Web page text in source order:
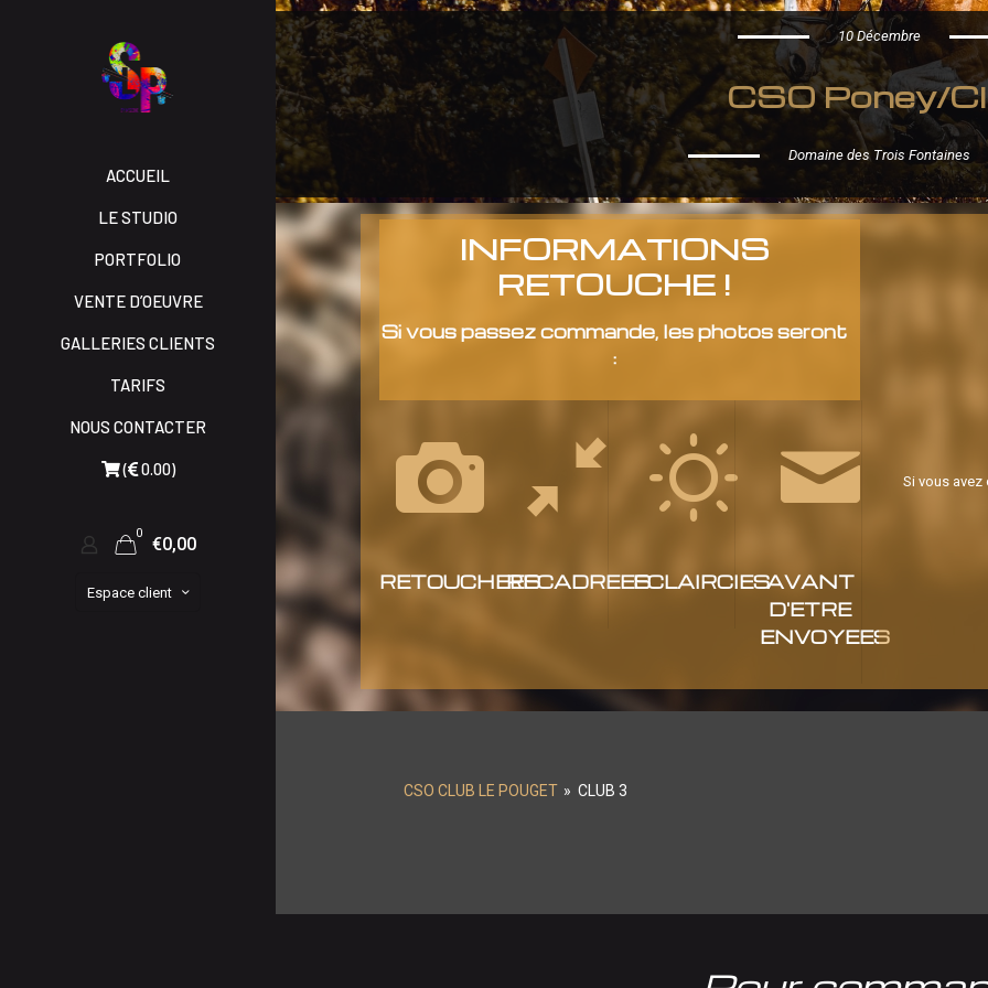
ACCUEIL
LE STUDIO
PORTFOLIO
VENTE D’OEUVRE
GALLERIES CLIENTS
TARIFS
NOUS CONTACTER
( 0.00)
0
€0,00
Espace client
10 Décembre
CSO Poney/
Domaine des Trois Fontaines
INFORMATIONS
RETOUCHE !
Si vous passez commande, les photos seront
:
RETOUCHEESRECADREESECLAIRCIESAVANT
D'ETRE
ENVOYEES
Si vous
CSO CLUB LE POUGET » CLUB 3